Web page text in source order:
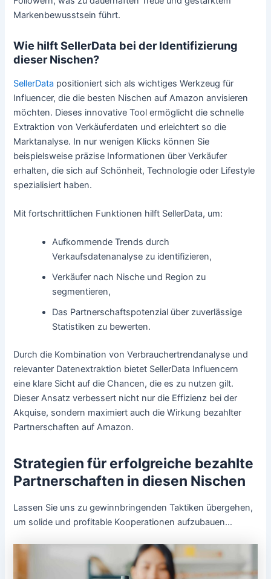
Markenbewusstsein führt.
Wie hilft SellerData bei der Identifizierung
dieser Nischen?
SellerData positioniert sich als wichtiges Werkzeug für
Influencer, die die besten Nischen auf Amazon anvisieren
möchten. Dieses innovative Tool ermöglicht die schnelle
Extraktion von Verkäuferdaten und erleichtert so die
Marktanalyse. In nur wenigen Klicks können Sie
beispielsweise präzise Informationen über Verkäufer
erhalten, die sich auf Schönheit, Technologie oder Lifestyle
spezialisiert haben.
Mit fortschrittlichen Funktionen hilft SellerData, um:
Aufkommende Trends durch
Verkaufsdatenanalyse zu identifizieren,
Verkäufer nach Nische und Region zu
segmentieren,
Das Partnerschaftspotenzial über zuverlässige
Statistiken zu bewerten.
Durch die Kombination von Verbrauchertrendanalyse und
relevanter Datenextraktion bietet SellerData Influencern
eine klare Sicht auf die Chancen, die es zu nutzen gilt.
Dieser Ansatz verbessert nicht nur die Effizienz bei der
Akquise, sondern maximiert auch die Wirkung bezahlter
Partnerschaften auf Amazon.
Strategien für erfolgreiche bezahlte
Partnerschaften in diesen Nischen
Lassen Sie uns zu gewinnbringenden Taktiken übergehen,
um solide und profitable Kooperationen aufzubauen…